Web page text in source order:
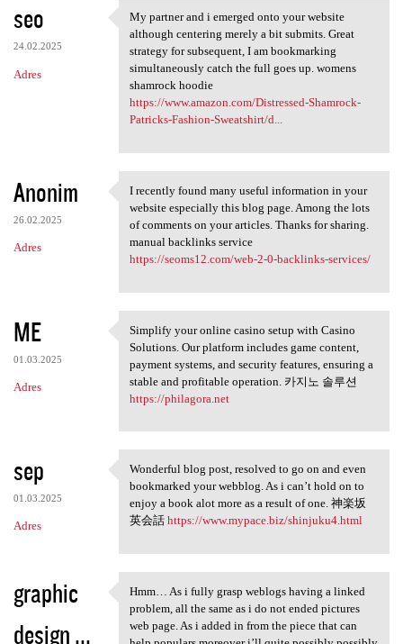
seo
24.02.2025
Adres
My partner and i emerged onto
My partner and i emerged onto your website
although centering merely a bit submits. Great
strategy for subsequent, I am bookmarking
simultaneously catch the full goes up. womens
shamrock hoodie
https://www.amazon.com/Distressed-Shamrock-
Patricks-Fashion-Sweatshirt/d...
Anonim
26.02.2025
Adres
I recently found many useful
I recently found many useful information in your
website especially this blog page. Among the lots
of comments on your articles. Thanks for sharing.
manual backlinks service
https://seoms12.com/web-2-0-backlinks-services/
ME
01.03.2025
Adres
Simplify your online casino
Simplify your online casino setup with Casino
Solutions. Our platform includes game content,
payment systems, and security features, ensuring a
stable and profitable operation. 카지노 솔루션
https://philagora.net
sep
01.03.2025
Adres
Wonderful blog post, resolved
Wonderful blog post, resolved to go on and even
bookmarked your webblog. As i can’t hold on to
enjoy a book alot more as a result of one. 神楽坂
英会話 https://www.mypace.biz/shinjuku4.html
graphic
design ...
Hmm… As i fully grasp weblogs
Hmm… As i fully grasp weblogs having a linked
problem, all the same as i do not ended pictures
web page. As i added in from the piece that can